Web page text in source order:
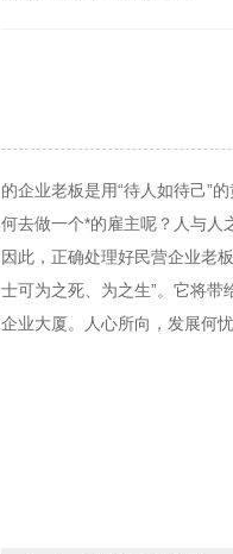
的企业老板是用“待人如待己”
何去做一个*的雇主呢？人与人
因此，正确处理好民营企业老
士可为之死、为之生”。它将
企业大厦。人心所向，发展何